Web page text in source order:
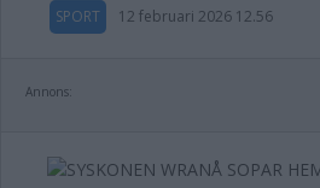
SPORT 12 februari 2026 12.56
Annons: